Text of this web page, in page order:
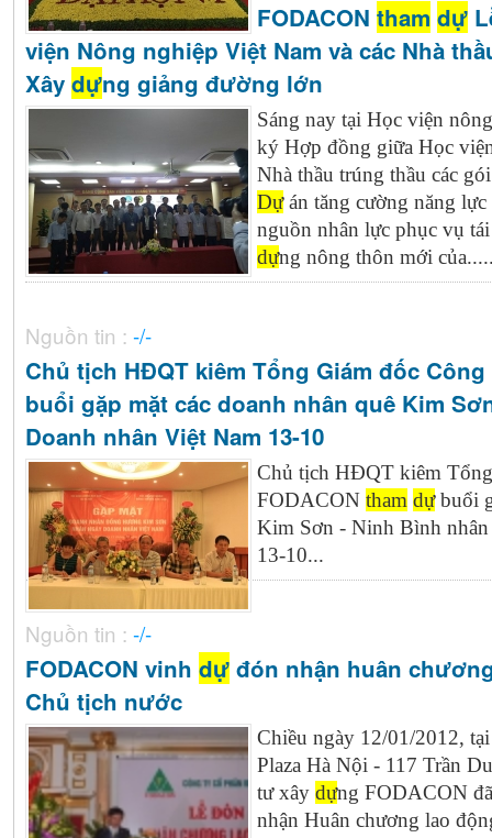
FODACON tham dự
viện Nông nghiệp Việt Nam và các Nhà
Xây dựng giảng đường lớn
Sáng nay tại Học viện
ký Hợp đồng giữa Học
Nhà thầu trúng thầu các
Dựán tăng cường năng lực
nguồn nhân lực phục vụ
dựng nông thôn mới
Nguồn tin : -/-
Chủ tịch HĐQT kiêm Tổng Giám đốc
buổi gặp mặt các doanh nhân quê Kim
Doanh nhân Việt Nam 13-10
Chủ tịch HĐQT kiêm
FODACON tham dựbuổi
Kim Sơn - Ninh Bình
13-10...
Nguồn tin : -/-
FODACON vinh dự đón nhận huân
Chủ tịch nước
Chiều ngày 12/01/2012,
Plaza Hà Nội - 117 Trần
tư xây dựng FODACON
nhận Huân chương lao